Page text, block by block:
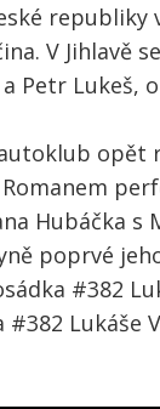
V
Petr
opět
Hubáčka s
poprvé
#382
#382